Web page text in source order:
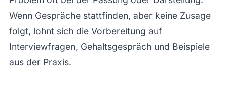
Wenn Gespräche stattfinden, aber keine Zusage
folgt, lohnt sich die Vorbereitung auf
Interviewfragen, Gehaltsgespräch und Beispiele
aus der Praxis.